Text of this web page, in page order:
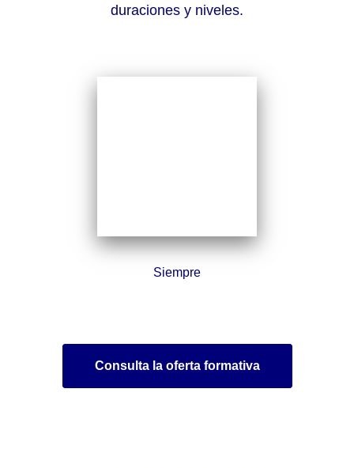
duraciones y niveles.
Siempre
Consulta la oferta formativa